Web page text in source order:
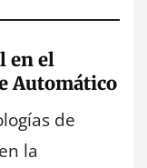
en el
Automático
de
la